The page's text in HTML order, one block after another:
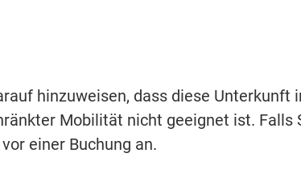
hinzuweisen, dass diese Unterkunft
Mobilität nicht geeignet ist. Falls
einer Buchung an.